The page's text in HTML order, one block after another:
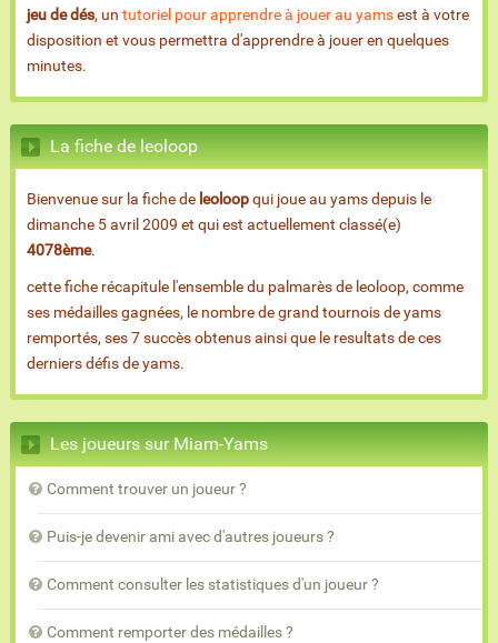
jeu de dés, un tutoriel pour apprendre à jouer au yamsest à votre
disposition et vous permettra d'apprendre à jouer en quelques
minutes.
La fiche de leoloop
Bienvenue sur la fiche de leoloopqui joue au yams depuis le
dimanche 5 avril 2009 et qui est actuellement classé(e)
4078ème.
cette fiche récapitule l'ensemble du palmarès de leoloop, comme
ses médailles gagnées, le nombre de grand tournois de yams
remportés, ses 7 succès obtenus ainsi que le resultats de ces
derniers défis de yams.
Les joueurs sur Miam-Yams
Comment trouver un joueur ?
Puis-je devenir ami avec d'autres joueurs ?
Comment consulter les statistiques d'un joueur ?
Comment remporter des médailles ?